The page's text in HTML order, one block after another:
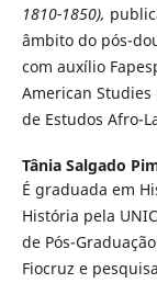
1810-1850),
âmbito do pós-
com auxílio
American Studies
de Estudos Afro-
Tânia Salgado
É graduada em
História pela
de Pós-
Fiocruz e